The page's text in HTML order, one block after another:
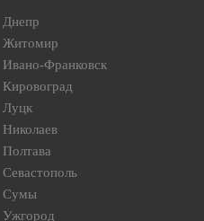
Днепр
Житомир
Ивано-Франковск
Кировоград
Луцк
Николаев
Полтава
Севастополь
Сумы
Ужгород